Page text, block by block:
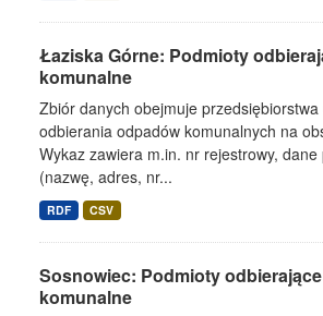
Łaziska Górne: Podmioty
komunalne
Zbiór danych obejmuje
odbierania odpadów komunalnych na
Wykaz zawiera m.in. nr rejestrowy,
(nazwę, adres, nr...
RDF CSV
Sosnowiec: Podmioty
komunalne